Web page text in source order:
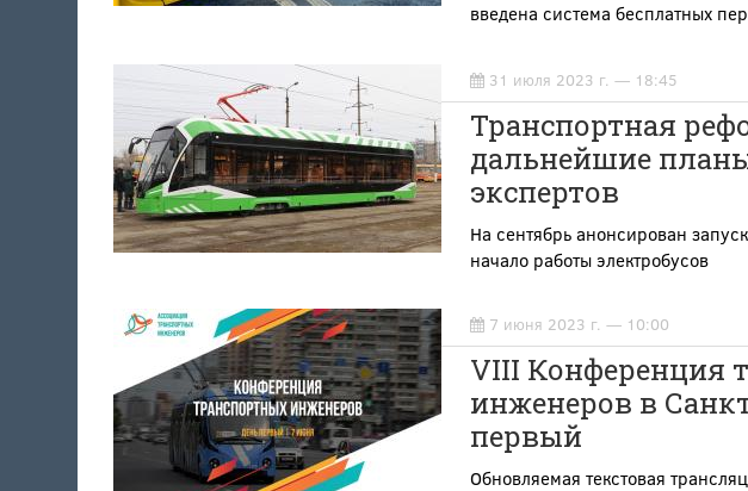
введена система бесплатных
31 июля 2023 г. — 18:45
Транспортная
дальнейшие
экспертов
На сентябрь анонсирован
начало работы электробусов
7 июня 2023 г. — 10:00
VIII Конференция
инженеров в
первый
Обновляемая текстовая